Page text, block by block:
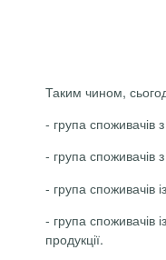
Таким чином,
- група
- група
- група споживачів
- група споживачів
продукції.